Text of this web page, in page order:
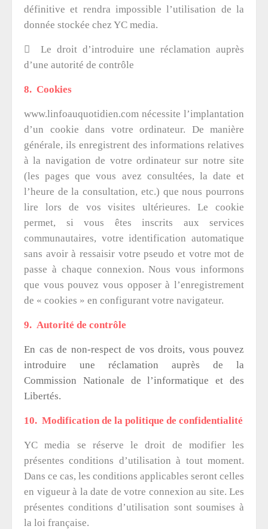
définitive et rendra impossible l’utilisation de la
donnée stockée chez YC media.

Le droit d’introduire une réclamation auprès
d’une autorité de contrôle
8. Cookies
www.linfoauquotidien.com nécessite l’implantation
d’un cookie dans votre ordinateur. De manière
générale, ils enregistrent des informations relatives
à la navigation de votre ordinateur sur notre site
(les pages que vous avez consultées, la date et
l’heure de la consultation, etc.) que nous pourrons
lire lors de vos visites ultérieures. Le cookie
permet, si vous êtes inscrits aux services
communautaires, votre identification automatique
sans avoir à ressaisir votre pseudo et votre mot de
passe à chaque connexion. Nous vous informons
que vous pouvez vous opposer à l’enregistrement
de « cookies » en configurant votre navigateur.
9. Autorité de contrôle
En cas de non-respect de vos droits, vous pouvez
introduire une réclamation auprès de la
Commission Nationale de l’informatique et des
Libertés.
10. Modification de la politique de confidentialité
YC media se réserve le droit de modifier les
présentes conditions d’utilisation à tout moment.
Dans ce cas, les conditions applicables seront celles
en vigueur à la date de votre connexion au site. Les
présentes conditions d’utilisation sont soumises à
la loi française.